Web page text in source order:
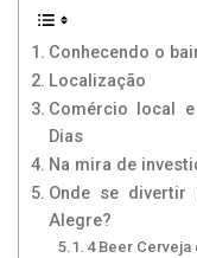
Conhecendo o
Localização
Comércio local
Dias
Na mira de
Onde se
Alegre?
4 Beer Cerveja